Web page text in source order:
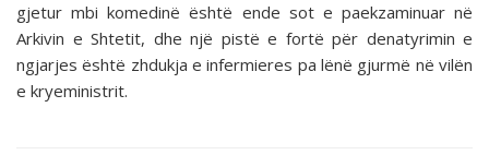
gjetur mbi komedinë është ende sot e paekzaminuar në
Arkivin e Shtetit, dhe një pistë e fortë për denatyrimin e
ngjarjes është zhdukja e infermieres pa lënë gjurmë në vilën
e kryeministrit.